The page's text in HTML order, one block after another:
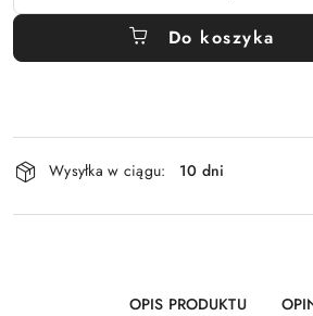
Do koszyka
Dostępność
i
dostawa
Wysyłka w ciągu: 10 dni
OPIS PRODUKTU